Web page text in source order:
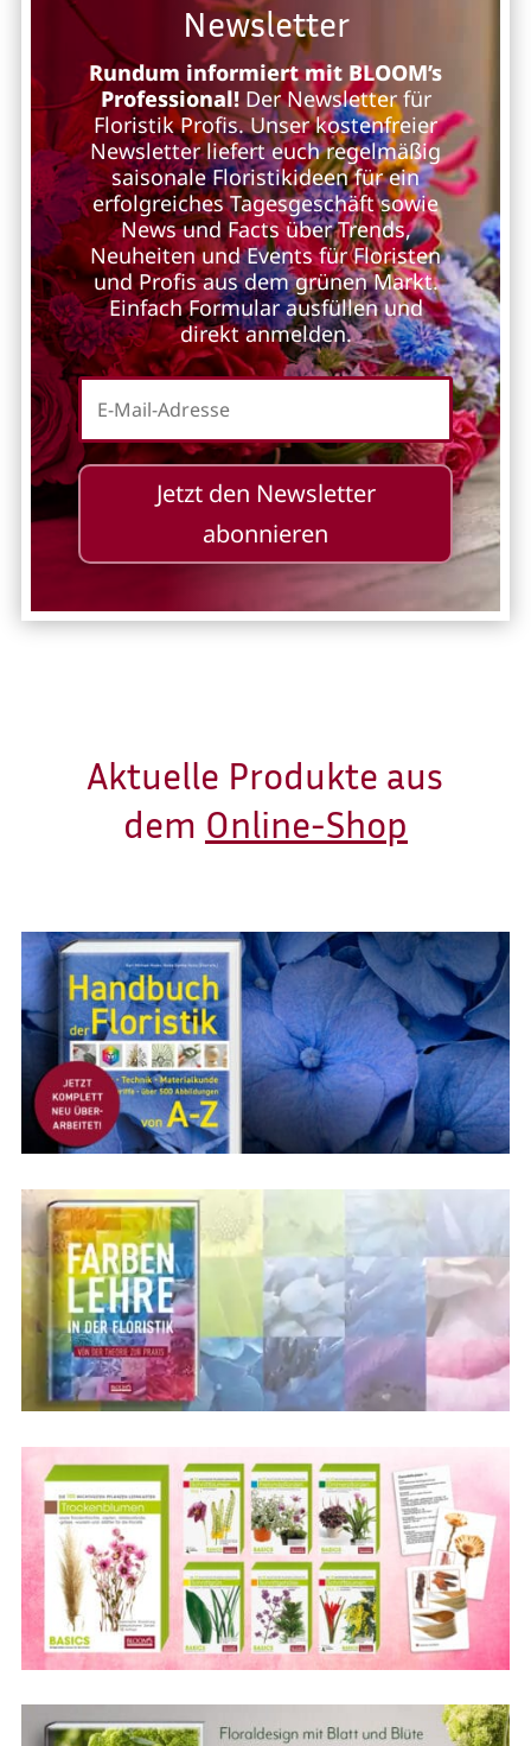
Newsletter
Rundum informiert mit BLOOM’s
Professional!Der Newsletter für
Floristik Profis. Unser kostenfreier
Newsletter liefert euch regelmäßig
saisonale Floristikideen für ein
erfolgreiches Tagesgeschäft sowie
News und Facts über Trends,
Neuheiten und Events für Floristen
und Profis aus dem grünen Markt.
Einfach Formular ausfüllen und
direkt anmelden.
Jetzt den Newsletter
abonnieren
Aktuelle Produkte aus
dem Online-Shop